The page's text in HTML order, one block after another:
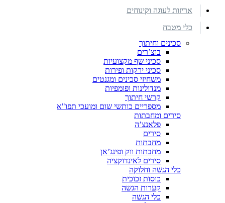
אריזות לעוגה וקינוחים
כלי מטבח
סכינים וחיתוך
בוצ’רים
סכיני שף מקצועיות
סכיני ירקות ופירות
משחיזי סכינים ומגנטים
מנדולינות ופומפיות
קרשי חיתוך
מספריים כותשי שום ומועכי תפו"א
סירים ומחבתות
פלאנצ’ה
סירים
מחבתות
מחבתות ווק ופינג’אן
סירים לאינדוקציה
כלי הגשה וחלוקה
כוסות זכוכית
קערות הגשה
כלי הגשה